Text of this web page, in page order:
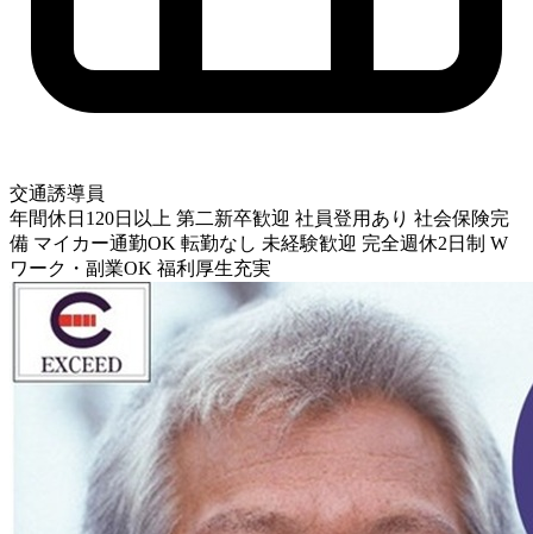
交通誘導員
年間休日120日以上 第二新卒歓迎 社員登用あり 社会保険完
備 マイカー通勤OK 転勤なし 未経験歓迎 完全週休2日制 W
ワーク・副業OK 福利厚生充実